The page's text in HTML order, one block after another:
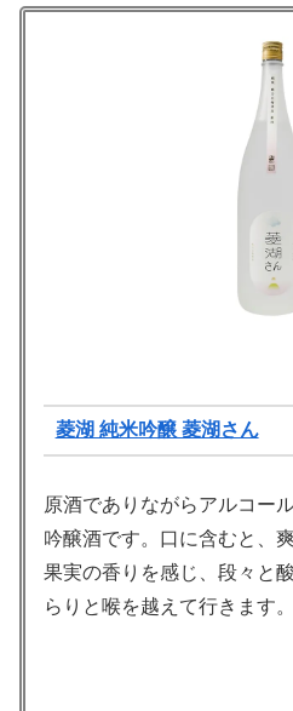
菱湖 純米吟醸 菱湖さん
原酒でありながらアルコー
吟醸酒です。口に含むと、
果実の香りを感じ、段々と
らりと喉を越えて行きます。